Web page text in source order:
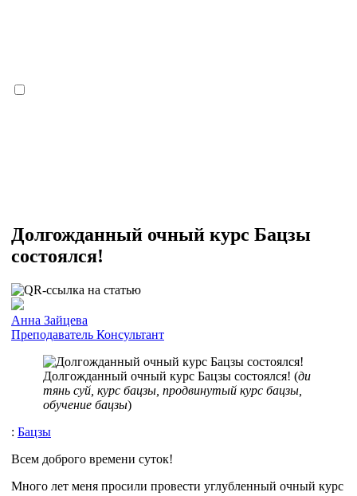
Долгожданный очный курс Бацзы
состоялся!
Анна Зайцева
Преподаватель Консультант
Долгожданный очный курс Бацзы состоялся! (ди
тянь суй, курс бацзы, продвинутый курс бацзы,
обучение бацзы)
: Бацзы
Всем доброго времени суток!
Много лет меня просили провести углубленный очный курс